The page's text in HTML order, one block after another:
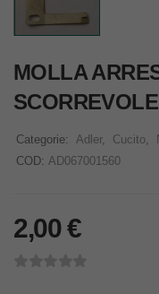
MOLLA
Categorie: Adler, Cucito,
COD: AD067001560
2,00€